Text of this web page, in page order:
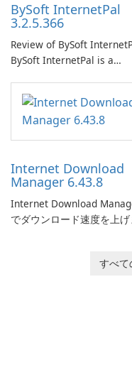
BySoft InternetPal
3.2.5.366
Review of BySoft
BySoft InternetPal is a
application designed to
monitor your internet
connection and provide
time insights into its
Internet Download
Manager 6.43.8
Internet Download
でダウンロード速度を上げ
すべて